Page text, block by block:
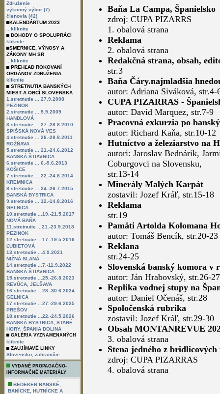
Združenie
výkonný výbor (7)
členovia (42)
KALENDÁRTUM 2023
...kliknite
DOHODY O SPOLUPRÁCI
kliknite
SMERNICE, VÝNOSY A
ZÁKONY MH SR
...kliknite
PREHĽAD ROKOVANÍ
ORGÁNOV ZDRUŽENIA
kliknite
STRETNUTIA BANSKÝCH
MIEST A OBCÍ SLOVENSKA
1.stretnutie ... 27.9.2008
PEZINOK
2.stretnutie ... 5.9.2009
HANDLOVÁ
3.stretnutie ... 27.-28.8.2010
SPIŠSKÁ NOVÁ VES
4.stretnutie ... 26.-28.8.2011
ROŽŇAVA
5.stretnutie ... 21.-24.6.2012
BANSKÁ ŠTIAVNICA
6.stretnutie ... 6.-9.6.2013
KOŠICE
7.stretnutie ... 22.-24.8.2014
KREMNICA
8.stretnutie ... 24.-26.7.2015
BANSKÁ BYSTRICA
9.stretnutie ... 12.-14.8.2016
GELNICA
10.stretnutie ...19.-21.5.2017
NOVÁ BAŇA
11.stretnutie ...21.-23.9.2018
PEZINOK
12.stretnutie ...17.-19.5.2019
ĽUBIETOVÁ
13.stretnutie ...4.9.2021
NIŽNÁ SLANÁ
14.stretnutie ...7.-11.9.2022
BANSKÁ ŠTIAVNICA
15.stretnutie ...25.-26.8.2023
REVÚCA, JELŠAVA
16.stretnutie ...28.-30.6.2024
GELNICA
17.stretnutie ...27.-29.6.2025
PREŠOV
18.stretnutie ...22.-24.5.2026
BANSKÁ BYSTRICA, STARÉ
HORY, ŠPANIA DOLINA
GALÉRIA VYZNAMENANÝCH
kliknite
ZAUJÍMAVÉ LINKY
Slovensko zahraničie
VYDANÉ PROPAGAČNO-
INFORMAČNÉ MATERIÁLY
BEDEKER BANSKÉ,
BANÍCKE, HUTNÍCKE A
Baňa La Campa, Španielsko
zdroj: CUPA PIZARRS
1. obalová strana
Reklama
2. obalová strana
Redakčná strana, obsah,
str.3
Baňa Čáry.najmladšia
autor: Adriana Siváková, str.4-
CUPA PIZARRAS -
autor: David Marquez, str.7-9
Pracovná exkurzia po
autor: Richard Kaňa, str.10-12
Hutníctvo a železiarstvo na
autori: Jaroslav Bednárik,
Coburgovci na Slovensku,
str.13-14
Minerály Malých Karpát
zostavil: Jozef Kráľ, str.15-18
Reklama
str.19
Pamäti Artolda Kolomana
autor: Tomáš Bencík, str.20-23
Reklana
str.24-25
Slovenská banský komora v
autor: Ján Hrabovský, str.26-27
Replika vodnej stupy na
autor: Daniel Očenáš, str.28
Spoločenská rubrika
zostavil: Jozef Kráľ, str.29-30
Obsah MONTANREVUE
3. obalová strana
Stena jedného z
zdroj: CUPA PIZARRAS
4. obalová strana